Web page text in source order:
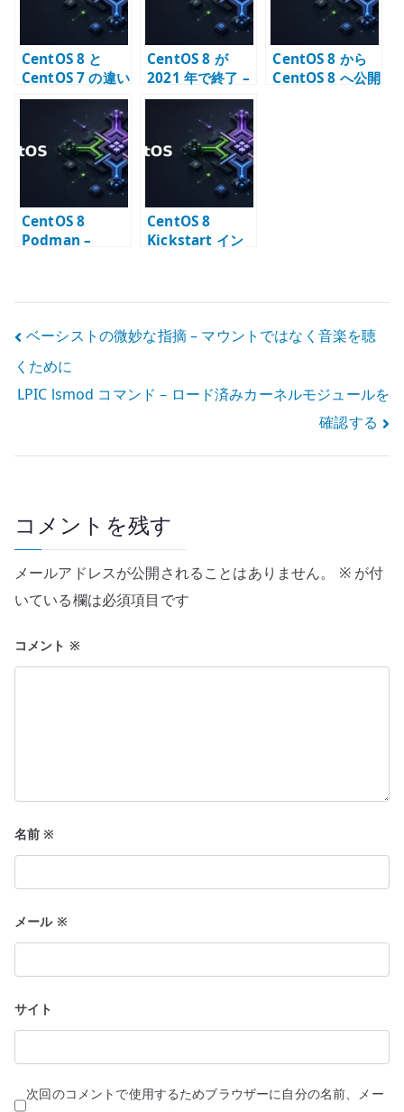
CentOS 8 と
CentOS 7 の違い
– 移行期に確認す
CentOS 8 が
2021 年で終了 –
CentOS Stream
への転換点
CentOS 8 から
CentOS 8 へ公開
CentOS 8
Podman –
failed の確認ポ
CentOS 8
Kickstart イン
定例
投
稿
ナ
ビ
ー
シ
ョ
ン
ベーシストの微妙な指摘 – マウントではなく音楽を聴
くために
LPIC lsmod コマンド – ロード済みカーネルモジュールを
確認する
コメントを残す
メールアドレスが公開されることはありません。 ※が付
いている欄は必須項目です
コメント ※
名前※
メール ※
サイト
次回のコメントで使用するためブラウザーに自分の名前、メー